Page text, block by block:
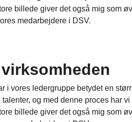
billede giver det også mig som
medarbejdere i DSV.
i vores ledergruppe betydet en
og med denne proces har
billede giver det også mig som